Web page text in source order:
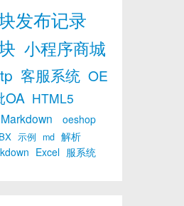
发布记录
小程序商城
客服系统 OE
OA HTML5
Markdown
oeshop
示例 md 解析
Excel 服系统